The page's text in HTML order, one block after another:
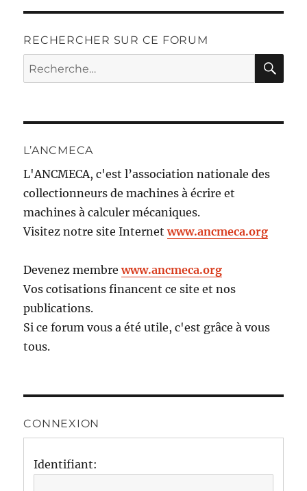
RECHERCHER SUR CE FORUM
Recherche
pour :
L’ANCMECA
L'ANCMECA, c'est l’association nationale des
collectionneurs de machines à écrire et
machines à calculer mécaniques.
Visitez notre site Internetwww.ancmeca.org
Devenez membrewww.ancmeca.org
Vos cotisations financent ce site et nos
publications.
Si ce forum vous a été utile, c'est grâce à vous
tous.
CONNEXION
Identifiant: